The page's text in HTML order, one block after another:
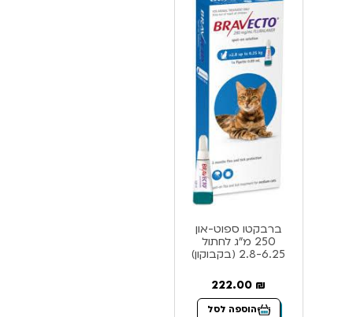
ברבקטו ספוט-און
250 מ”ג לחתול
2.8-6.25 (בקבוקון)
222.00 ₪
הוספה לסל